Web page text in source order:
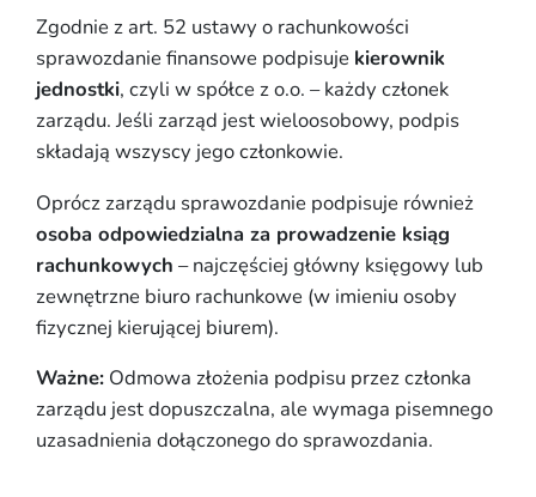
Zgodnie z art. 52 ustawy o rachunkowości
sprawozdanie finansowe podpisuje kierownik
jednostki, czyli w spółce z o.o. – każdy członek
zarządu. Jeśli zarząd jest wieloosobowy, podpis
składają wszyscy jego członkowie.
Oprócz zarządu sprawozdanie podpisuje również
osoba odpowiedzialna za prowadzenie ksiąg
rachunkowych – najczęściej główny księgowy lub
zewnętrzne biuro rachunkowe (w imieniu osoby
fizycznej kierującej biurem).
Ważne: Odmowa złożenia podpisu przez członka
zarządu jest dopuszczalna, ale wymaga pisemnego
uzasadnienia dołączonego do sprawozdania.